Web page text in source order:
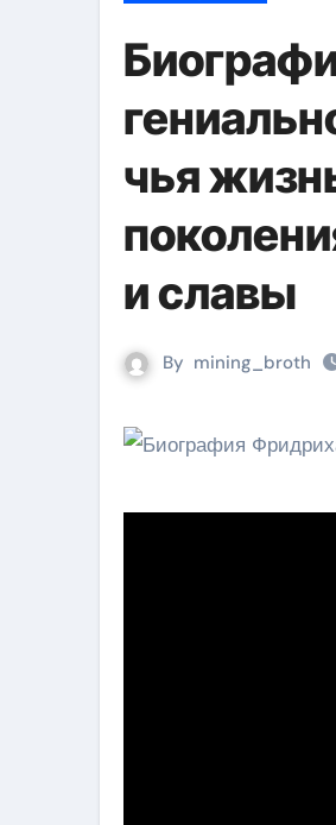
чья
и славы
By mining_broth